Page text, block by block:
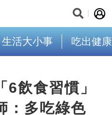
生活大小事 吃出健康
6飲食習慣」
多吃綠色